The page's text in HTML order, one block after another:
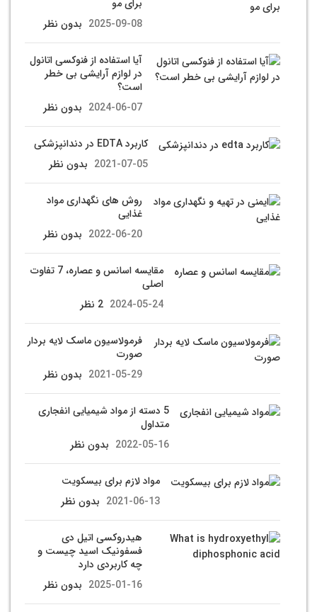
برای مو
2025-09-08 بدون نظر
آیا استفاده از فنوکسی اتانول
در لوازم آرایشی بی خطر
است؟
2024-06-07 بدون نظر
کاربرد EDTA در دندانپزشکی
2021-07-05 بدون نظر
روش های نگهداری مواد
غذایی
2022-06-20 بدون نظر
مقایسه اسانس و عصاره، 7 تفاوت
اصلی
2024-05-24 2 نظر
فرمولاسیون ماسک لایه بردار
صورت
2021-05-29 بدون نظر
5 دسته از مواد شیمیایی انفجاری
متداول
2022-05-16 بدون نظر
مواد لازم برای بیسکویت
2021-06-13 بدون نظر
هیدروکسی اتیل دی
فسفونیک اسید چیست و
چه کاربردی دارد
2025-01-16 بدون نظر